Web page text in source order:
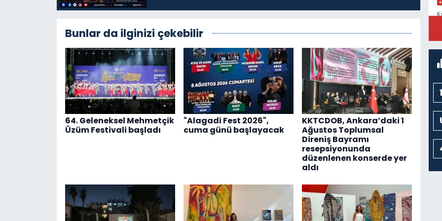
Bunlar da ilginizi çekebilir
64. Geleneksel Mehmetçik
Üzüm Festivali başladı
"Alagadi Fest 2026",
cuma günü başlayacak
KKTCDOB, Ankara’daki 1
Ağustos Toplumsal
Direniş Bayramı
resepsiyonunda
düzenlenen konserde yer
aldı